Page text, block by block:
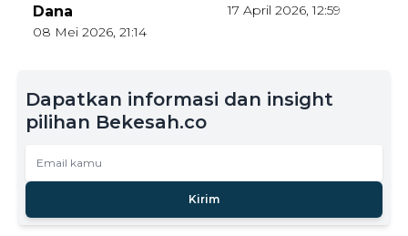
Dana
08 Mei 2026, 21:14
17 April 2026, 12:59
Dapatkan informasi dan insight
pilihan Bekesah.co
Kirim